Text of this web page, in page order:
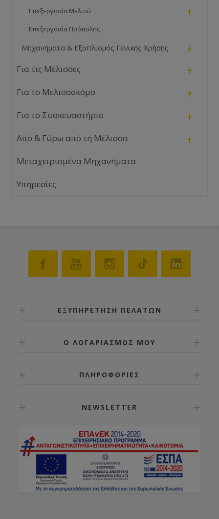
Επεξεργασία Μελιού +
Επεξεργασία Πρόπολης
Μηχανήματα & Εξοπλισμός Γενικής Χρήσης +
Για τις Μέλισσες +
Για το Μελισσοκόμο +
Για το Συσκευαστήριο +
Από & Γύρω από τη Μέλισσα +
Μεταχειρισμένα Μηχανήματα
Υπηρεσίες
ΕΞΥΠΗΡΕΤΗΣΗ ΠΕΛΑΤΩΝ
Ο ΛΟΓΑΡΙΑΣΜΟΣ ΜΟΥ
ΠΛΗΡΟΦΟΡΙΕΣ
NEWSLETTER